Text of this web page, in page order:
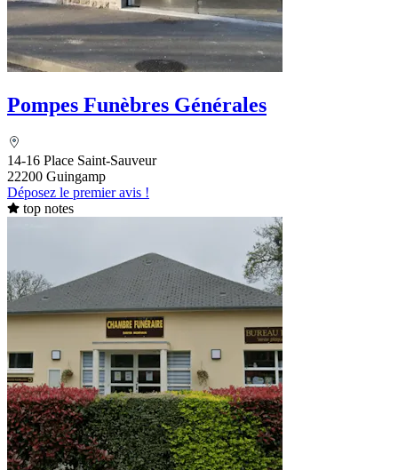
Pompes Funèbres Générales
14-16 Place Saint-Sauveur
22200 Guingamp
Déposez le premier avis !
top notes